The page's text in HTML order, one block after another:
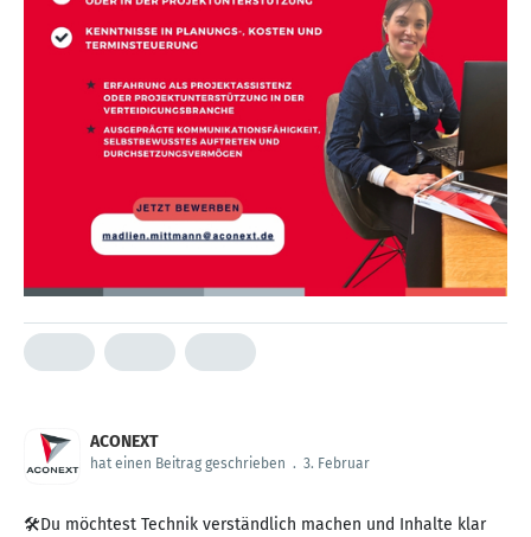
ACONEXT
hat einen Beitrag geschrieben . 3. Februar
🛠️Du möchtest Technik verständlich machen und Inhalte klar